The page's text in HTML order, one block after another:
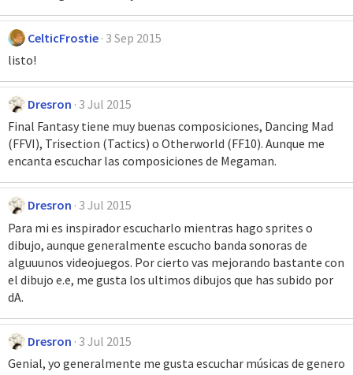
CelticFrostie 3 Sep 2015
listo!
Dresron 3 Jul 2015
Final Fantasy tiene muy buenas composiciones, Dancing Mad
(FFVI), Trisection (Tactics) o Otherworld (FF10). Aunque me
encanta escuchar las composiciones de Megaman.
Dresron 3 Jul 2015
Para mi es inspirador escucharlo mientras hago sprites o
dibujo, aunque generalmente escucho banda sonoras de
alguuunos videojuegos. Por cierto vas mejorando bastante con
el dibujo e.e, me gusta los ultimos dibujos que has subido por
dA.
Dresron 3 Jul 2015
Genial, yo generalmente me gusta escuchar músicas de genero